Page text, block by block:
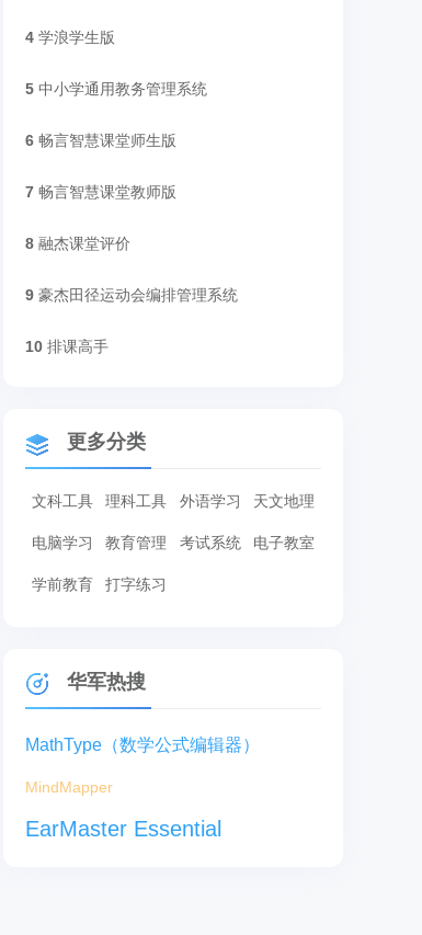
4 学浪学生版
5 中小学通用教务管理系统
6 畅言智慧课堂师生版
7 畅言智慧课堂教师版
8 融杰课堂评价
9 豪杰田径运动会编排管理系统
10 排课高手
更多分类
文科工具 理科工具 外语学习 天文地理
电脑学习 教育管理 考试系统 电子教室
学前教育 打字练习
华军热搜
MathType（数学公式编辑器）
MindMapper
EarMaster Essential